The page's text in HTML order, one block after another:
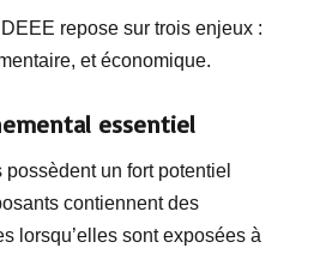
repose sur trois enjeux :
et économique.
essentiel
un fort potentiel
contiennent des
lorsqu’elles sont exposées à